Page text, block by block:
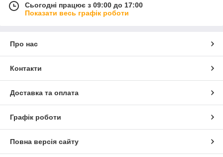
Сьогодні працює з 09:00 до 17:00
Показати весь графік роботи
Про нас
Контакти
Доставка та оплата
Графік роботи
Повна версія сайту